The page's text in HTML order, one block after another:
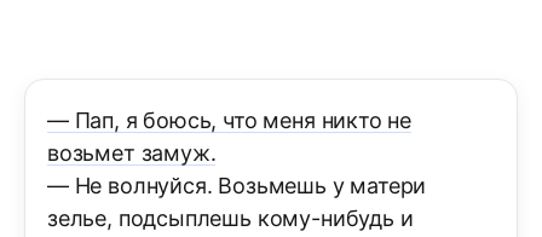
— Пап, я боюсь, что меня никто не
возьмет замуж.
— Не волнуйся. Возьмешь у матери
зелье, подсыплешь кому-нибудь и